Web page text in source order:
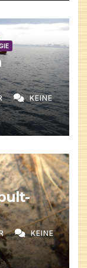
KEINE
KEINE